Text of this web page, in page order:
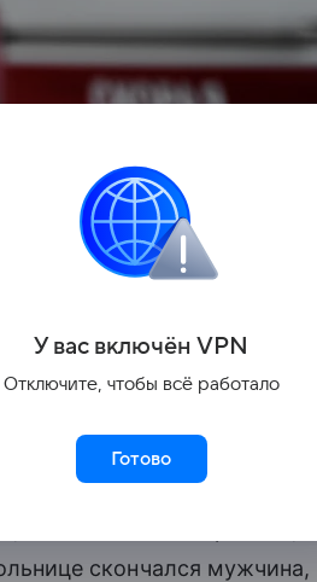
24 человека пострадали,
скончался мужчина,
У вас включён VPN
Отключите, чтобы всё работало
Готово